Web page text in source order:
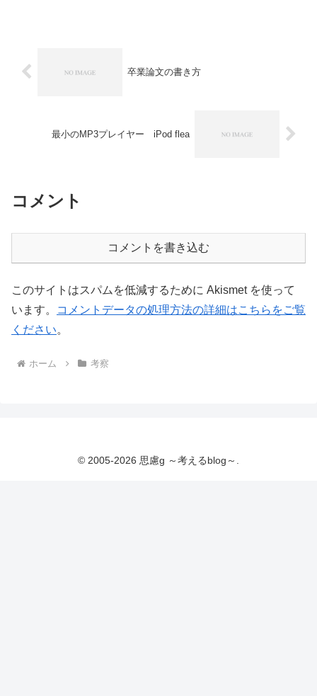
卒業論文の書き方
最小のMP3プレイヤー iPod flea
コメント
コメントを書き込む
このサイトはスパムを低減するために Akismet を使って
います。
コメントデータの処理方法の詳細はこちらをご覧
ください。
ホーム 考察
© 2005-2026 思慮g ～考えるblog～.